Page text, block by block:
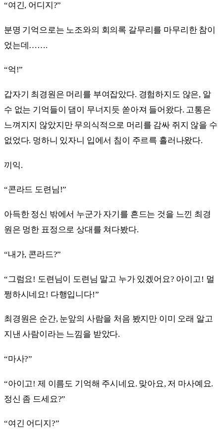
“여긴, 어디지?”
분명 기억으로는 노조와의 회의록 갈무리를 마무리한 참이
었는데…….
“억!”
갑자기 최경원은 머리를 부여잡았다. 경험하지도 않은, 알
수 없는 기억들이 댐이 무너지듯 쏟아져 들어왔다. 고통은
느껴지지 않았지만 무의식적으로 머리를 감싸 쥐지 않을 수
없었다. 멍하니 있자니 입에서 침이 주르륵 흘러나왔다.
끼익.
“콘라드 도련님!”
아득한 정신 밖에서 누군가 자기를 흔드는 것을 느낀 최경
원은 멍한 표정으로 상대를 쳐다봤다.
“내가, 콘라드?”
“그럼요! 도련님이 도련님 말고 누가 있겠어요? 아이고! 멀
쩡하시네요! 다행입니다!”
최경원은 순간, 눈앞의 사람을 처음 봤지만 이미 오래 알고
지낸 사람이라는 느낌을 받았다.
“마사?”
“아이고! 제 이름도 기억해 주시네요. 맞아요, 저 마사예요.
정신 좀 드세요?”
“여긴 어디지?”